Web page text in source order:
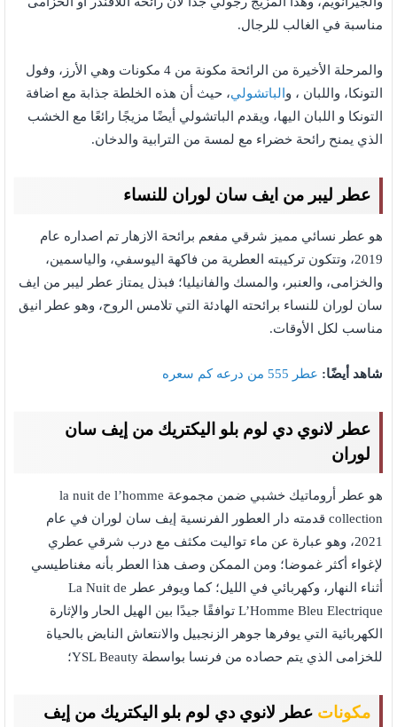
مناسبة في الغالب للرجال.
والمرحلة الأخيرة من الرائحة مكونة من 4 مكونات وهي الأرز، وفول
التونكا، واللبان ، و الباتشولي، حيث أن هذه الخلطة جذابة مع اضافة
التونكا و اللبان اليها، ويقدم الباتشولي أيضًا مزيجًا رائعًا مع الخشب
الذي يمنح رائحة خضراء مع لمسة من الترابية والدخان.
عطر ليبر من ايف سان لوران للنساء
هو عطر نسائي مميز شرقي مفعم برائحة الازهار تم اصداره عام
2019، وتتكون تركيبته العطرية من فاكهة اليوسفي، والياسمين،
والخزامى، والعنبر، والمسك والفانيليا؛ فبذل يمتاز عطر ليبر من ايف
سان لوران للنساء برائحته الهادئة التي تلامس الروح، وهو عطر انيق
مناسب لكل الأوقات.
شاهد أيضًا: عطر 555 من درعه كم سعره
عطر لانوي دي لوم بلو اليكتريك من إيف سان
لوران
هو عطر أروماتيك خشبي ضمن مجموعة la nuit de l’homme
collection قدمته دار العطور الفرنسية إيف سان لوران في عام
2021، وهو عبارة عن ماء تواليت مكثف مع درب شرقي عطري
لإغواء أكثر غموضا؛ ومن الممكن وصف هذا العطر بأنه مغناطيسي
أثناء النهار، وكهربائي في الليل؛ كما ويوفر عطر La Nuit de
L’Homme Bleu Electrique توافقًا جيدًا بين الهيل الحار والإثارة
الكهربائية التي يوفرها جوهر الزنجبيل والانتعاش النابض بالحياة
للخزامى الذي يتم حصاده من فرنسا بواسطة YSL Beauty؛
مكونات عطر لانوي دي لوم بلو اليكتريك من إيف